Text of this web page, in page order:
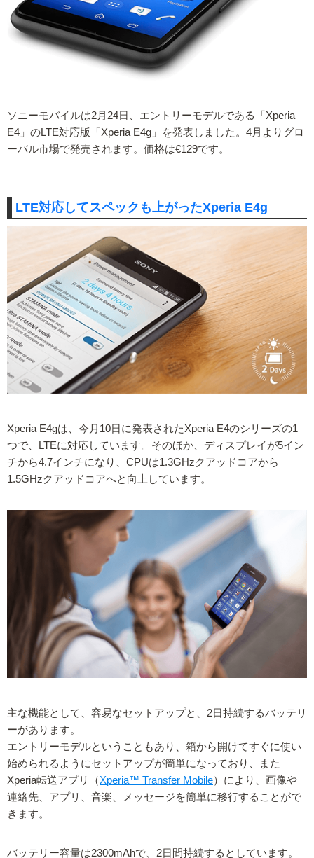
ソニーモバイルは2月24日、エントリーモデルである「Xperia
E4」のLTE対応版「Xperia E4g」を発表しました。4月よりグロ
ーバル市場で発売されます。価格は€129です。
LTE対応してスペックも上がったXperia E4g
Xperia E4gは、今月10日に発表されたXperia E4のシリーズの1
つで、LTEに対応しています。そのほか、ディスプレイが5イン
チから4.7インチになり、CPUは1.3GHzクアッドコアから
1.5GHzクアッドコアへと向上しています。
主な機能として、容易なセットアップと、2日持続するバッテリ
ーがあります。
エントリーモデルということもあり、箱から開けてすぐに使い
始められるようにセットアップが簡単になっており、また
Xperia転送アプリ（Xperia™ Transfer Mobile）により、画像や
連絡先、アプリ、音楽、メッセージを簡単に移行することがで
きます。
バッテリー容量は2300mAhで、2日間持続するとしています。